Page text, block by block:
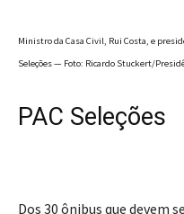
Ministro da Casa Civil, Rui Costa, e
Seleções — Foto: Ricardo Stuckert/
PAC Seleções
Dos 30 ônibus que devem